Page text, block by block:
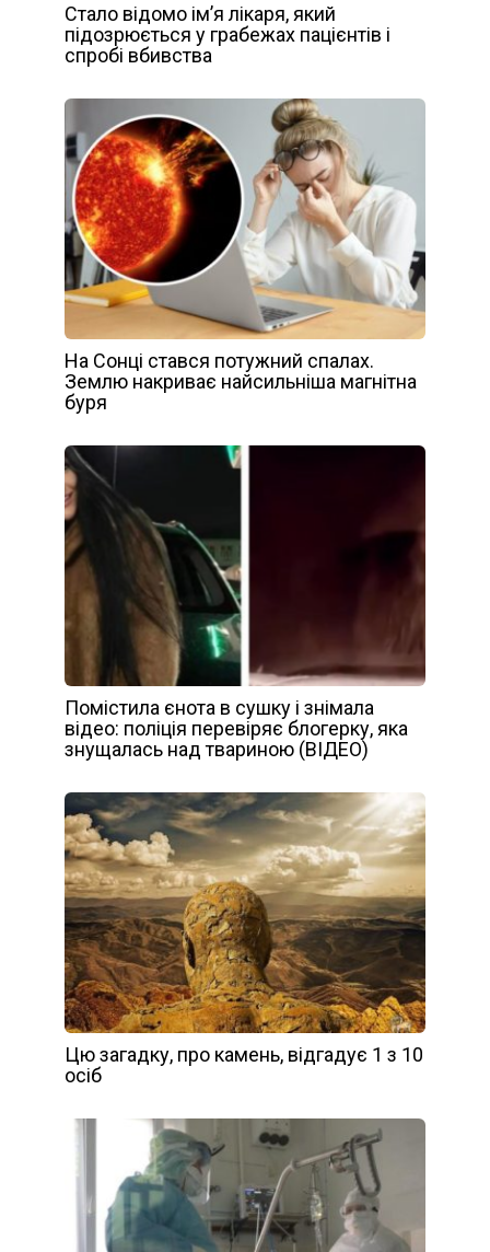
Стало відомо ім’я лікаря, який
підозрюється у грабежах пацієнтів і
спробі вбивства
На Сонці стався потужний спалах.
Землю накриває найсильніша магнітна
буря
Помістила єнота в сушку і знімала
відео: поліція перевіряє блогерку, яка
знущалась над твариною (ВІДЕО)
Цю загадку, про камень, відгадує 1 з 10
осіб